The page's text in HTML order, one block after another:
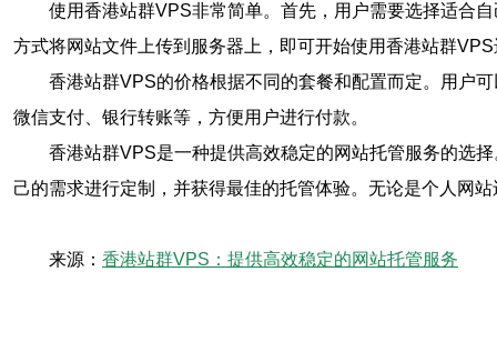
使用香港站群VPS非常简单。首先，用户需要选择适合
方式将网站文件上传到服务器上，即可开始使用香港站群
香港站群VPS的价格根据不同的套餐和配置而定。用户
微信支付、银行转账等，方便用户进行付款。
香港站群VPS是一种提供高效稳定的网站托管服务的选
己的需求进行定制，并获得最佳的托管体验。无论是个人网
来源： 香港站群VPS：提供高效稳定的网站托管服务